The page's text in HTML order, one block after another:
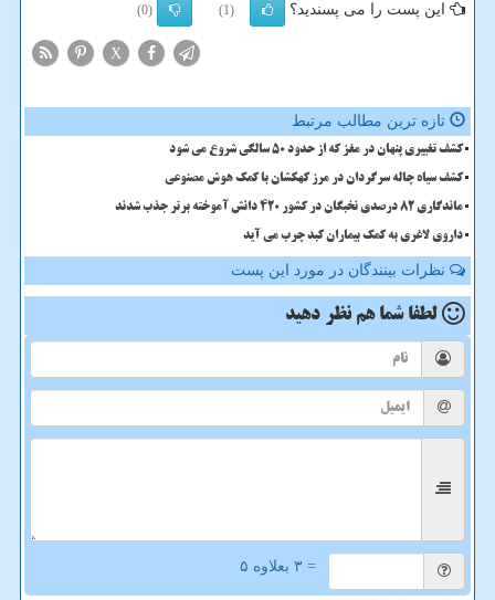
این پست را می پسندید؟ (1)
(0)
X
تازه ترین مطالب مرتبط
کشف تغییری پنهان در مغز که از حدود 50 سالگی شروع می شود
کشف سیاه چاله سرگردان در مرز کهکشان با کمک هوش مصنوعی
ماندگاری 82 درصدی نخبگان در کشور 420 دانش آموخته برتر جذب شدند
داروی لاغری به کمک بیماران کبد چرب می آید
نظرات بینندگان در مورد این پست
لطفا شما هم نظر دهید
= ۳ بعلاوه ۵